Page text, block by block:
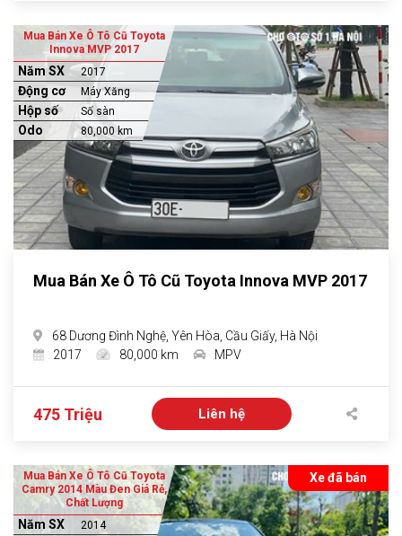
Mua Bán Xe Ô Tô Cũ Toyota
Innova MVP 2017
Năm SX 2017
Động cơ Máy Xăng
Hộp số Số sàn
Odo 80,000 km
Mua Bán Xe Ô Tô Cũ Toyota Innova MVP 2017
68 Dương Đình Nghệ, Yên Hòa, Cầu Giấy, Hà Nội
2017
80,000 km MPV
475 Triệu Liên hệ
Xe đã bán
Mua Bán Xe Ô Tô Cũ Toyota
Camry 2014 Màu Đen Giá Rẻ,
Chất Lượng
Năm SX 2014